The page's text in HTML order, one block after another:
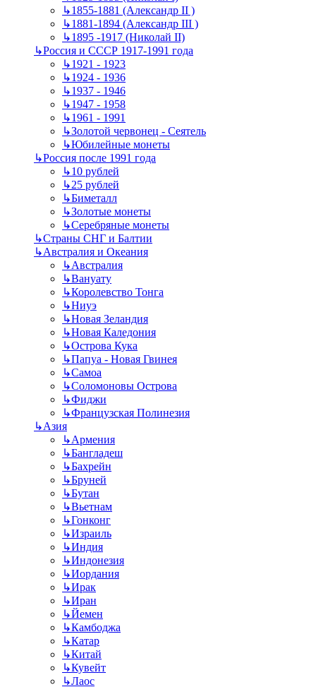
↳1855-1881 (Александр II )
↳1881-1894 (Александр III )
↳1895 -1917 (Николай II)
↳Россия и СССР 1917-1991 года
↳1921 - 1923
↳1924 - 1936
↳1937 - 1946
↳1947 - 1958
↳1961 - 1991
↳Золотой червонец - Сеятель
↳Юбилейные монеты
↳Россия после 1991 года
↳10 рублей
↳25 рублей
↳Биметалл
↳Золотые монеты
↳Серебряные монеты
↳Страны СНГ и Балтии
↳Австралия и Океания
↳Австралия
↳Вануату
↳Королевство Тонга
↳Ниуэ
↳Новая Зеландия
↳Новая Каледония
↳Острова Кука
↳Папуа - Новая Гвинея
↳Самоа
↳Соломоновы Острова
↳Фиджи
↳Французская Полинезия
↳Азия
↳Армения
↳Бангладеш
↳Бахрейн
↳Бруней
↳Бутан
↳Вьетнам
↳Гонконг
↳Израиль
↳Индия
↳Индонезия
↳Иордания
↳Ирак
↳Иран
↳Йемен
↳Камбоджа
↳Катар
↳Китай
↳Кувейт
↳Лаос